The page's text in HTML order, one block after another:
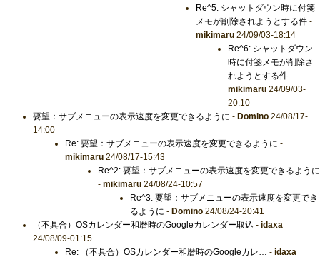
Re^5: シャットダウン時に付箋
メモが削除されようとする件-
mikimaru24/09/03-18:14
Re^6: シャットダウン
時に付箋メモが削除さ
れようとする件 -
mikimaru 24/09/03-
20:10
要望：サブメニューの表示速度を変更できるように - Domino24/08/17-
14:00
Re: 要望：サブメニューの表示速度を変更できるように -
mikimaru 24/08/17-15:43
Re^2: 要望：サブメニューの表示速度を変更できるように
- mikimaru24/08/24-10:57
Re^3: 要望：サブメニューの表示速度を変更でき
るように - Domino 24/08/24-20:41
（不具合）OSカレンダー和暦時のGoogleカレンダー取込 - idaxa
24/08/09-01:15
Re: （不具合）OSカレンダー和暦時のGoogleカレ… -idaxa